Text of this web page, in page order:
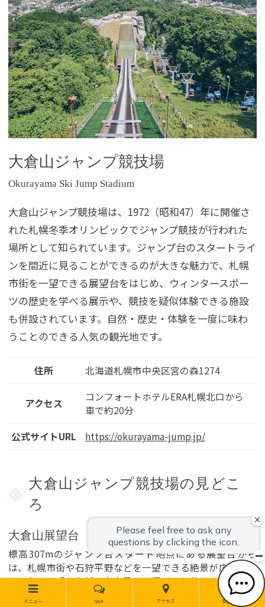
大倉山ジャンプ競技場
Okurayama Ski Jump Stadium
大倉山ジャンプ競技場は、1972（昭和47）年に開催さ
れた札幌冬季オリンピックでジャンプ競技が行われた
場所として知られています。ジャンプ台のスタートライ
ンを間近に見ることができるのが大きな魅力で、札幌
市街を一望できる展望台をはじめ、ウィンタースポー
ツの歴史を学べる展示や、競技を疑似体験できる施設
も併設されています。自然・歴史・体験を一度に味わ
うことのできる人気の観光地です。
住所 北海道札幌市中央区宮の森1274
アクセス
コンフォートホテルERA札幌北口から
車で約20分
公式サイトURL
https://okurayama-jump.jp/
大倉山ジャンプ競技場の見どこ
ろ
大倉山展望台
標高307mのジャンプ台スタート地点にある展望台から
は、札幌市街や石狩平野などを一望できる絶景が広がりま
す。夜には「日本新三大夜景」に選ばれた美しい札幌の街
明かりも楽しめる、札幌屈指のビュースポットです。展望
メニュー Q&A アクセス 空室検索